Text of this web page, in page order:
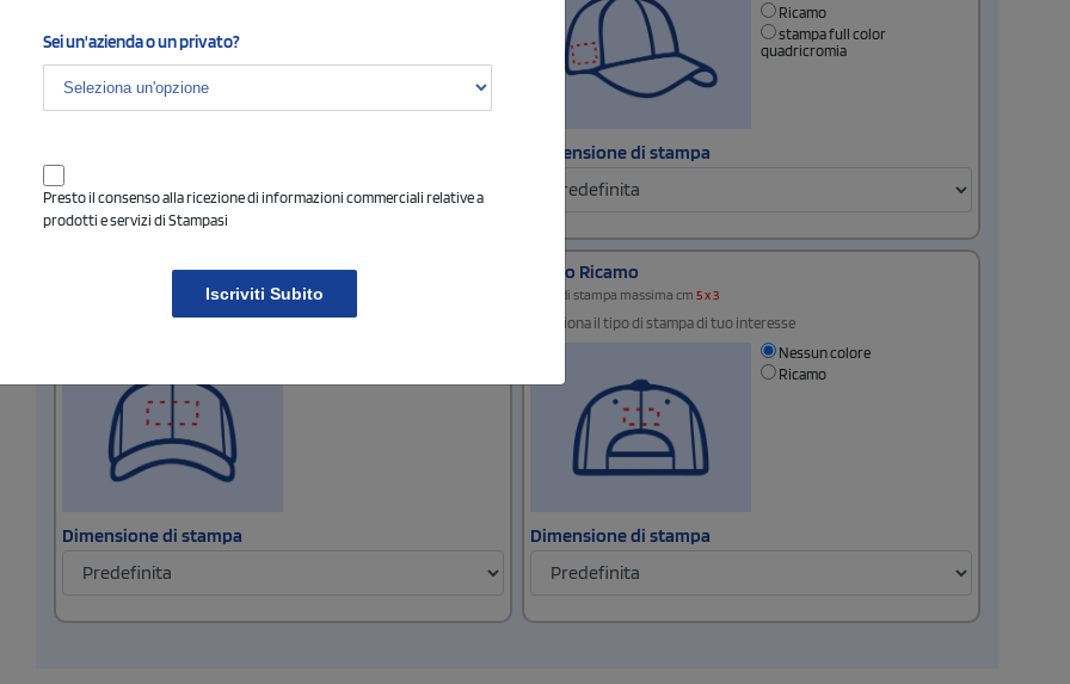
Ricamo
stampa full color
quadricromia
Dimensione di stampa
Fronte Ricamo
Area di stampa massima cm9 x 5
Seleziona il tipo di stampa di tuo interesse
Dimensione di stampa
Retro Ricamo
Area di stampa massima cm 5 x 3
Seleziona il tipo di stampa di tuo interesse
Nessun colore
Ricamo
Dimensione di stampa
Sei un'azienda o un privato?
Presto il consenso alla ricezione di informazioni commerciali relative a
prodotti e servizi di Stampasi
Iscriviti Subito